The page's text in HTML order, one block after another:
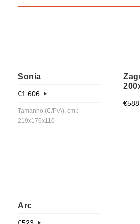
Sonia
€1 606
Tamanho (C/P/A), cm.:
219x176x110
€588
Arc